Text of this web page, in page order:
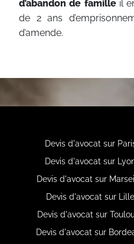
d’abandon de familleil
de 2 ans
d’amende.
Devis d'avocat sur
Devis d'avocat sur
Devis d'avocat sur
Devis d'avocat sur
Devis d'avocat sur
Devis d'avocat sur